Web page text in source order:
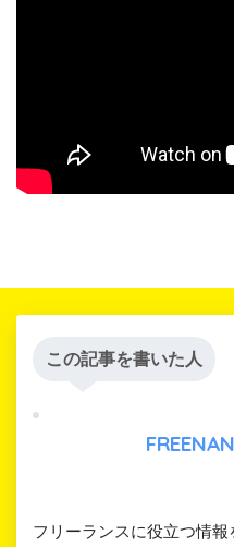
この記事を書いた人
フリーランスに役立つ情